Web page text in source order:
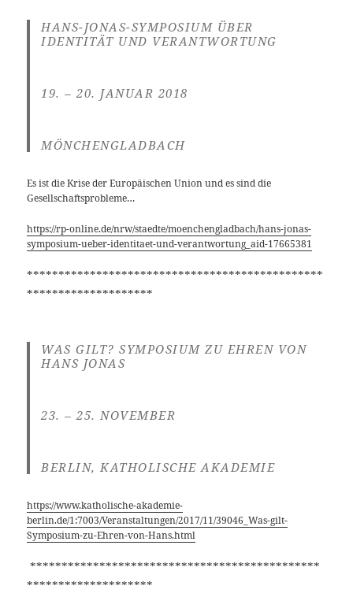
HANS-JONAS-SYMPOSIUM ÜBER
IDENTITÄT UND VERANTWORTUNG
19. – 20. JANUAR 2018
MÖNCHENGLADBACH
Es ist die Krise der Europäischen Union und es sind die
Gesellschaftsprobleme…
https://rp-online.de/nrw/staedte/moenchengladbach/hans-jonas-
symposium-ueber-identitaet-und-verantwortung_aid-17665381
***********************************************
********************
WAS GILT? SYMPOSIUM ZU EHREN VON
HANS JONAS
23. – 25. NOVEMBER
BERLIN, KATHOLISCHE AKADEMIE
https://www.katholische-akademie-
berlin.de/1:7003/Veranstaltungen/2017/11/39046_Was-gilt-
Symposium-zu-Ehren-von-Hans.html
**********************************************
********************